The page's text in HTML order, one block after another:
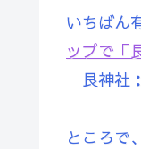
いちばん
ップで「
艮神社
ところで